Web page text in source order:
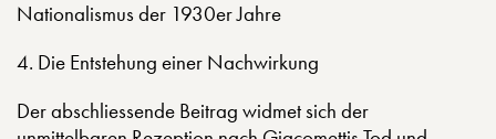
Nationalismus der 1930er Jahre
4. Die Entstehung einer Nachwirkung
Der abschliessende Beitrag widmet sich der